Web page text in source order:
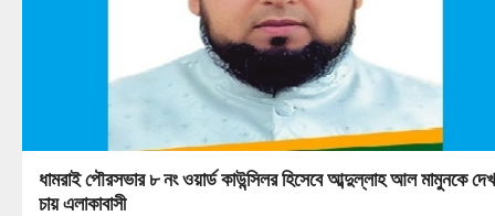
ধামরাই পৌরসভার ৮ নং ওয়ার্ড কাউন্সিলর হিসেবে আব্দুল্লাহ আল মামুনকে
চায় এলাকাবাসী